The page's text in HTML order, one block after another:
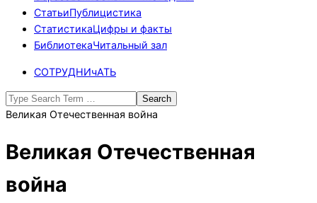
СтатьиПублицистика
СтатистикаЦифры и факты
БиблиотекаЧитальный зал
СОТРУДНИчАТЬ
Search
Великая Отечественная война
Великая Отечественная
война